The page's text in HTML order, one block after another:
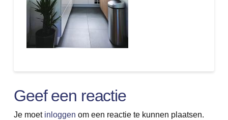
Geef een reactie
Je moet inloggen om een reactie te kunnen plaatsen.